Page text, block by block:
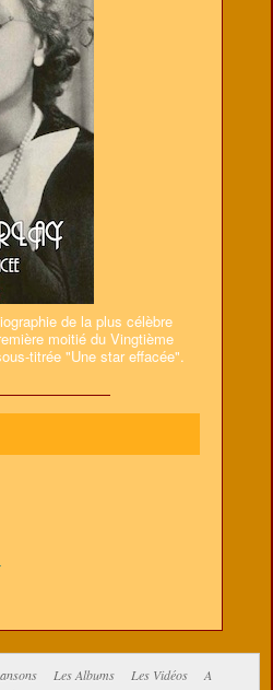
de la plus célèbre
moitié du Vingtième
titrée "Une star effacée".
Les Albums Les Vidéos
A